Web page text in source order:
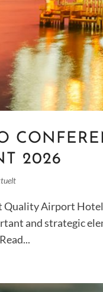
2026
Airport
and strategic